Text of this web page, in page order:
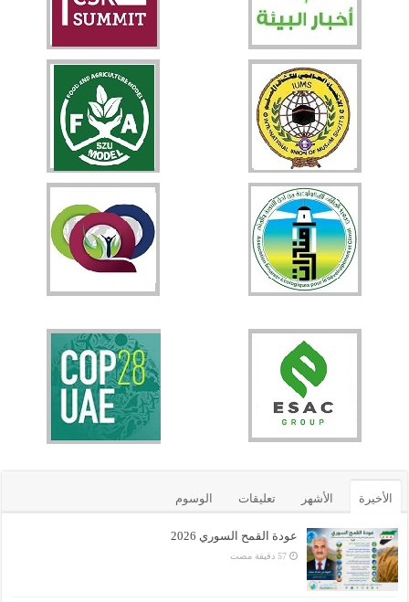
الأخيرة الأشهر تعليقات الوسوم
عودة القمح السوري 2026